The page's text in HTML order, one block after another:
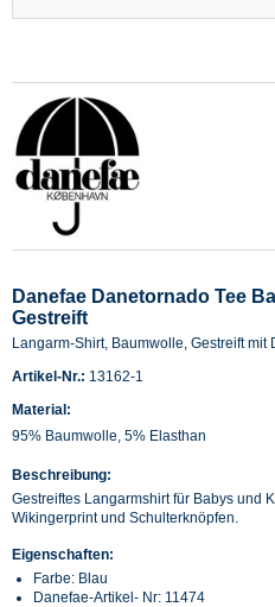
Danefae Danetornado Tee
Gestreift
Langarm-Shirt, Baumwolle, Gestreift mit
Artikel-Nr.: 13162-1
Material:
95% Baumwolle, 5% Elasthan
Beschreibung:
Gestreiftes Langarmshirt für Babys und
Wikingerprint und Schulterknöpfen.
Eigenschaften:
Farbe: Blau
Danefae-Artikel- Nr: 11474